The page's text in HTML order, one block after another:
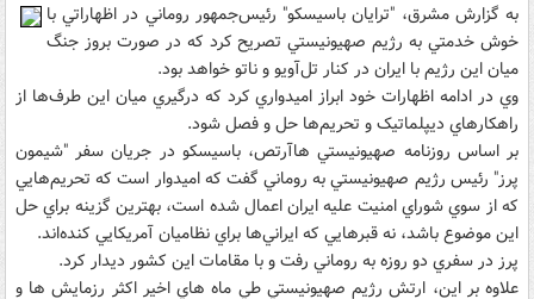
به گزارش مشرق، "ترايان باسيسکو" رئيس‌جمهور روماني در اظهاراتي با
خوش خدمتي به رژيم صهيونيستي تصريح کرد که در صورت بروز جنگ
ميان اين رژيم با ايران در کنار تل‌آويو و ناتو خواهد بود.
وي در ادامه اظهارات خود ابراز اميدواري کرد که درگيري ميان اين طرف‌ها از
راهکارهاي ديپلماتيک و تحريم‌ها حل و فصل شود.
بر اساس روزنامه صهيونيستي هاآرتص، باسيسکو در جريان سفر "شيمون
پرز" رئيس رژيم صهيونيستي به روماني گفت که اميدوار است که تحريم‌هايي
که از سوي شوراي امنيت عليه ايران اعمال شده است، بهترين گزينه براي حل
اين موضوع باشد، نه قبرهايي که ايراني‌ها براي نظاميان آمريکايي کنده‌اند.
پرز در سفري دو روزه به روماني رفت و با مقامات اين کشور ديدار کرد.
علاوه بر اين، ارتش رژيم صهيونيستي طي ماه هاي اخير اکثر رزمايش ها و